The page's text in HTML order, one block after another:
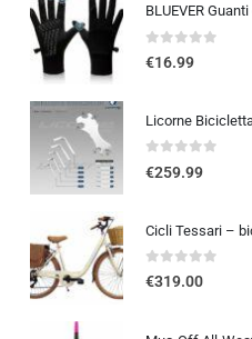
0out of 5
€16.99
0out of 5
€259.99
0out of 5
€319.00